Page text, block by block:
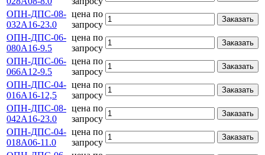
ОПН-ДПС-08-
032А16-23.0
цена по
запросу
Заказать
ОПН-ДПС-06-
080А16-9.5
цена по
запросу
Заказать
ОПН-ДПС-06-
066А12-9.5
цена по
запросу
Заказать
ОПН-ДПС-04-
016А16-12,5
цена по
запросу
Заказать
ОПН-ДПС-08-
042А16-23.0
цена по
запросу
Заказать
ОПН-ДПС-04-
018А06-11.0
цена по
запросу
Заказать